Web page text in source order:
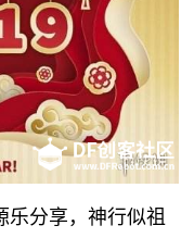
乐分享，神行似祖